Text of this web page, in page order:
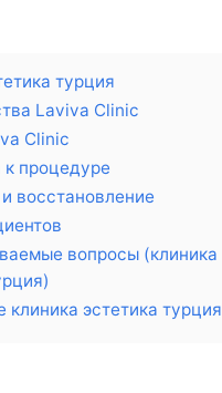
турция
Laviva Clinic
Clinic
к процедуре
восстановление
вопросы (клиника
клиника эстетика турция